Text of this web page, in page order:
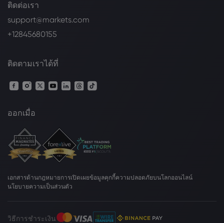
ติดต่อเรา
support@markets.com
+12845680155
ติดตามเราได้ที่
ออกเมื่อ
เอกสารด้านกฎหมายการเปิดเผยข้อมูลคุกกี้ความปลอดภัยบนโลกออนไลน์
นโยบายความเป็นส่วนตัว
วิธีการชำระเงิน